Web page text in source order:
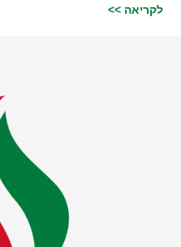
לקריאה >>